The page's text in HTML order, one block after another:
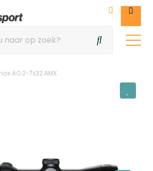
AO 2-7x32 AMX